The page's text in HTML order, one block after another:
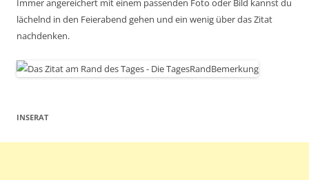
Immer angereichert mit einem passenden Foto oder Bild kannst du
lächelnd in den Feierabend gehen und ein wenig über das Zitat
nachdenken.
INSERAT